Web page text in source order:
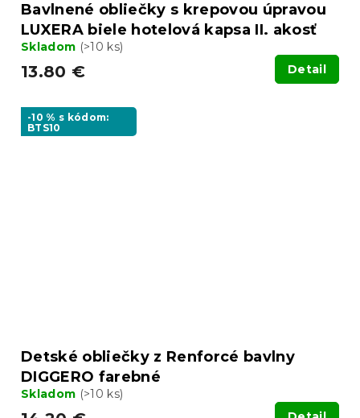
Bavlnené obliečky s krepovou úpravou
LUXERA biele hotelová kapsa II. akosť
Skladom (>10 ks)
13.80 € Detail
-10 % s kódom:
BTS10
Detské obliečky z Renforcé bavlny
DIGGERO farebné
Skladom (>10 ks)